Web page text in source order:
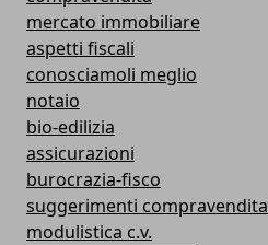
mercato immobiliare
aspetti fiscali
conosciamoli meglio
notaio
bio-edilizia
assicurazioni
burocrazia-fisco
suggerimenti compravendita
modulistica c.v.